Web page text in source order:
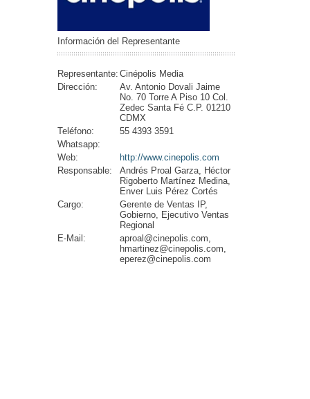
Información del Representante
Representante: Cinépolis Media
Dirección:
Av. Antonio Dovali Jaime
No. 70 Torre A Piso 10 Col.
Zedec Santa Fé C.P. 01210
CDMX
Teléfono:
55 4393 3591
Whatsapp:
Web:
http://www.cinepolis.com
Responsable:
Andrés Proal Garza, Héctor
Rigoberto Martínez Medina,
Enver Luis Pérez Cortés
Cargo:
Gerente de Ventas IP,
Gobierno, Ejecutivo Ventas
Regional
E-Mail:
aproal@cinepolis.com,
hmartinez@cinepolis.com,
eperez@cinepolis.com